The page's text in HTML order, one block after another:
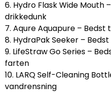
6. Hydro Flask Wide Mouth
drikkedunk
7. Aqure Aquapure – Bedst
8. HydraPak Seeker –
9. LifeStraw Go Series –
farten
10. LARQ Self-Cleaning
vandrensning